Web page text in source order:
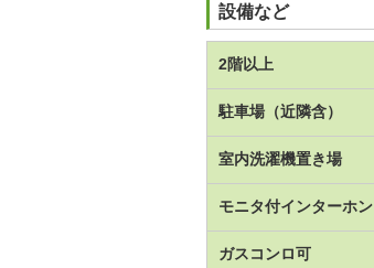
設備など
2階以上
駐車場（近隣含）
室内洗濯機置き場
モニタ付インターホン
ガスコンロ可